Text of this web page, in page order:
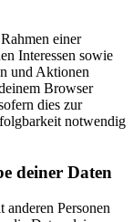
einer
Interessen sowie
und Aktionen
Browser
dies zur
notwendig
deiner Daten
anderen Personen